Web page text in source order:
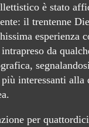
è stato
il trentenne
esperienza
da
interessanti alla
per